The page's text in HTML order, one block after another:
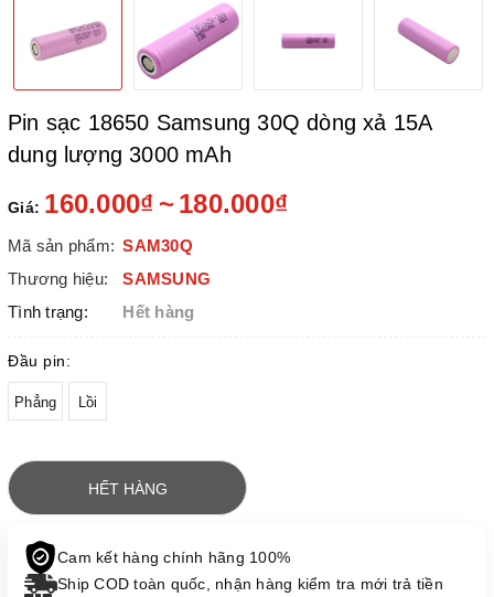
Pin sạc 18650 Samsung 30Q dòng xả 15A
dung lượng 3000 mAh
Giá: 160.000₫ ~180.000₫
Mã sản phẩm: SAM30Q
Thương hiệu:
SAMSUNG
Tình trạng:
Hết hàng
Đầu pin:
Phẳng Lồi
HẾT HÀNG
Cam kết hàng chính hãng 100%
Ship COD toàn quốc, nhận hàng kiểm tra mới trả tiền